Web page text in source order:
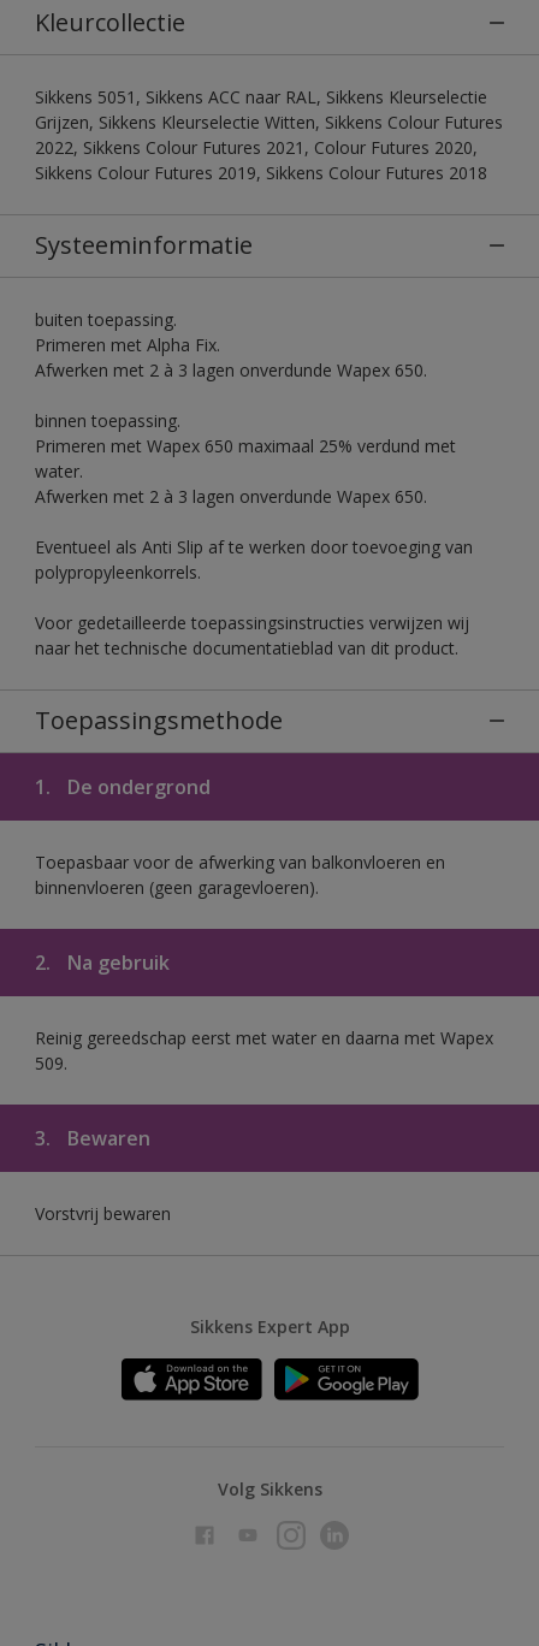
Kleurcollectie
Sikkens 5051, Sikkens ACC naar RAL, Sikkens Kleurselectie
Grijzen, Sikkens Kleurselectie Witten, Sikkens Colour Futures
2022, Sikkens Colour Futures 2021, Colour Futures 2020,
Sikkens Colour Futures 2019, Sikkens Colour Futures 2018
Systeeminformatie
buiten toepassing.
Primeren met Alpha Fix.
Afwerken met 2 à 3 lagen onverdunde Wapex 650.
binnen toepassing.
Primeren met Wapex 650 maximaal 25% verdund met
water.
Afwerken met 2 à 3 lagen onverdunde Wapex 650.
Eventueel als Anti Slip af te werken door toevoeging van
polypropyleenkorrels.
Voor gedetailleerde toepassingsinstructies verwijzen wij
naar het technische documentatieblad van dit product.
Toepassingsmethode
1. De ondergrond
Toepasbaar voor de afwerking van balkonvloeren en
binnenvloeren (geen garagevloeren).
2. Na gebruik
Reinig gereedschap eerst met water en daarna met Wapex
509.
3. Bewaren
Vorstvrij bewaren
Sikkens Expert App
Volg Sikkens